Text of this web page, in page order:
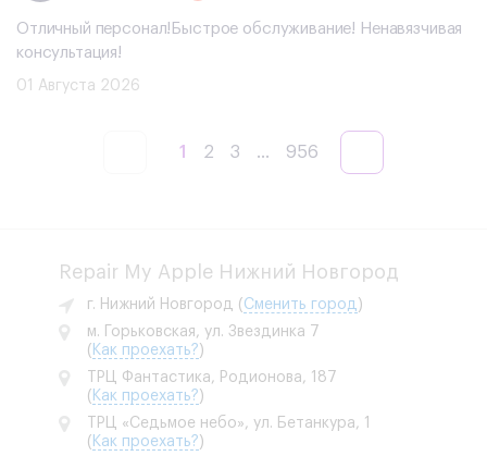
Отличный персонал!Быстрое обслуживание! Ненавязчивая
консультация!
01 Августа 2026
1 2 3 ... 956
Repair My Apple Нижний Новгород
г. Нижний Новгород ( Сменить город )
м. Горьковская, ул. Звездинка 7
( Как проехать? )
ТРЦ Фантастика, Родионова, 187
( Как проехать? )
ТРЦ «Седьмое небо», ул. Бетанкура, 1
( Как проехать? )